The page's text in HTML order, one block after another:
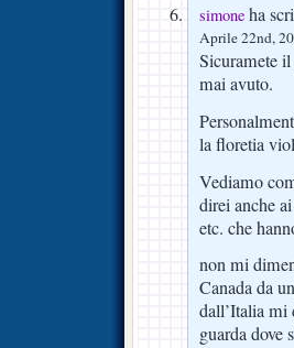
simone ha
Aprile 22nd,
Sicuramete
mai avuto.
la floretia
Vediamo
direi anche
etc. che
non mi
Canada da
dall’Italia
guarda dove